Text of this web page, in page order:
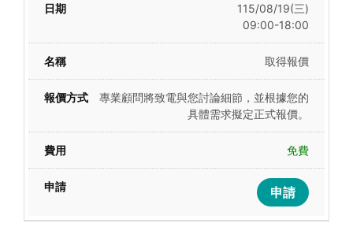
115/08/19(三)
09:00-18:00
取得報價
專業顧問將致電與您討論細節，並根據您的
具體需求擬定正式報價。
免費
申請